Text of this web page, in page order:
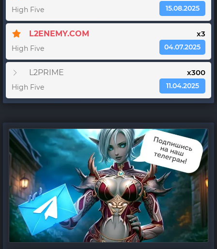
High Five 15.08.2025
L2ENEMY.COM x3
High Five 04.07.2025
L2PRIME x300
High Five 11.04.2025